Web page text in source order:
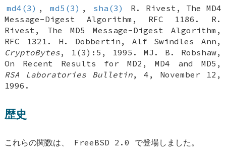
md4(3) , md5(3) , sha(3) R. Rivest , The MD4
Message-Digest Algorithm , RFC 1186 .
R.
Rivest , The MD5 Message-Digest Algorithm ,
RFC 1321 . H. Dobbertin ,Alf Swindles Ann ,
CryptoBytes, 1(3):5 , 1995 . MJ. B. Robshaw,
On Recent Results for MD2, MD4 and MD5 ,
RSA Laboratories Bulletin, 4 , November 12,
1996 .
歴史
これらの関数は、 FreeBSD 2.0 で登場しました。